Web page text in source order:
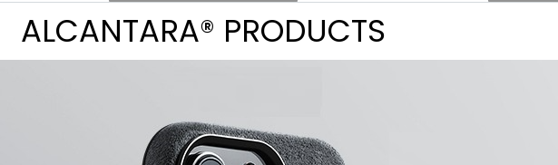
ALCANTARA® PRODUCTS